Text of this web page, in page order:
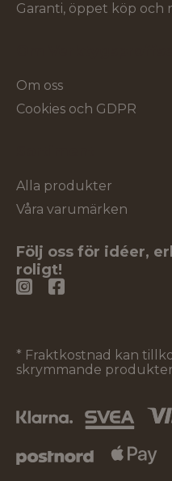
Garanti, öppet köp och
Om oss
Cookies och GDPR
Alla produkter
Våra varumärken
Följ oss för idéer,
roligt!
* Fraktkostnad kan
skrymmande produkter